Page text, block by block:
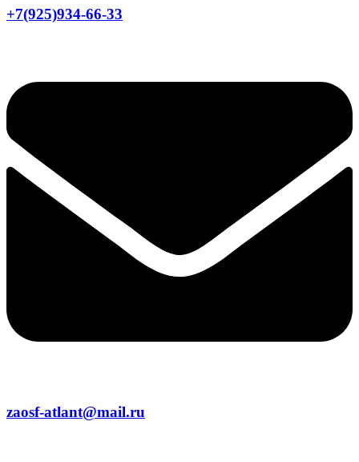
+7(925)934-66-33
zaosf-atlant@mail.ru